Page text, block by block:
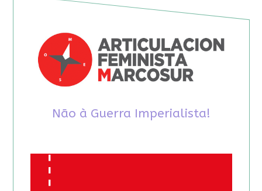
Não à Guerra Imperialista!